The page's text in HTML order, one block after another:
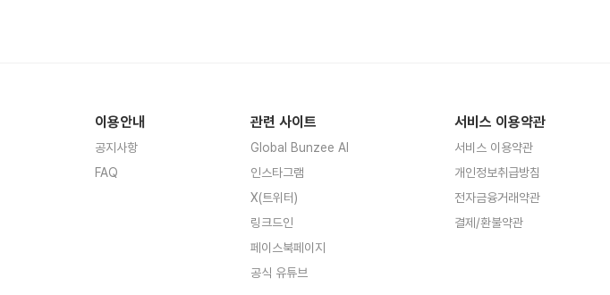
이용안내
공지사항
FAQ
관련 사이트
Global Bunzee AI
인스타그램
X(트위터)
링크드인
페이스북페이지
공식 유튜브
서비스 이용약관
서비스 이용약관
개인정보취급방침
전자금융거래약관
결제/환불약관